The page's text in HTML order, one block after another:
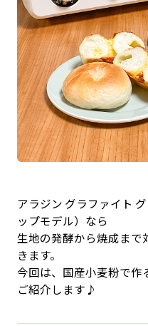
アラジン グラファイト
ップモデル）なら
生地の発酵から焼成ま
きます。
今回は、国産小麦粉で作
ご紹介します♪